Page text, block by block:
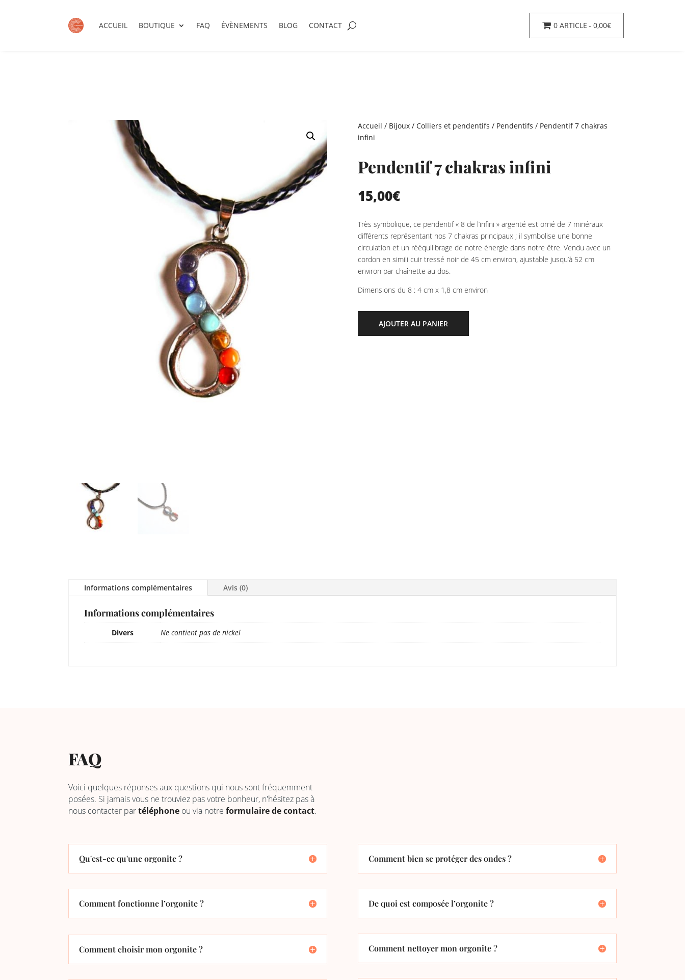
ACCUEIL BOUTIQUE FAQ ÉVÈNEMENTS BLOG CONTACT 0 ARTICLE 0,00€
Accueil / Bijoux/ Colliers et pendentifs / Pendentifs / Pendentif 7 chakras
infini
Pendentif 7 chakras infini
15,00€
Très symbolique, ce pendentif « 8 de l’infini » argenté est orné de 7 minéraux
différents représentant nos 7 chakras principaux ; il symbolise une bonne
circulation et un rééquilibrage de notre énergie dans notre être. Vendu avec un
cordon en simili cuir tressé noir de 45 cm environ, ajustable jusqu’à 52 cm
environ par chaînette au dos.
Dimensions du 8 : 4 cm x 1,8 cm environ
AJOUTER AU PANIER
Informations complémentaires Avis (0)
Informations complémentaires
Divers Ne contient pas de nickel
FAQ
Voici quelques réponses aux questions qui nous sont fréquemment
posées. Si jamais vous ne trouviez pas votre bonheur, n'hésitez pas à
nous contacter partéléphone ou via notreformulaire de contact.
Qu'est-ce qu'une orgonite ?
Comment fonctionne l’orgonite ?
Comment choisir mon orgonite ?
Comment bien se protéger des ondes ?
De quoi est composée l’orgonite ?
Comment nettoyer mon orgonite ?